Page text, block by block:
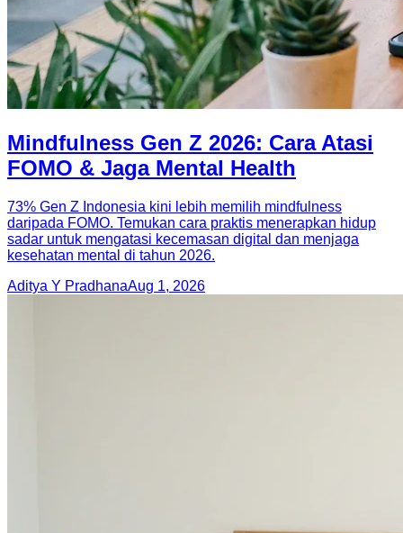
Mindfulness Gen Z 2026: Cara Atasi
FOMO & Jaga Mental Health
73% Gen Z Indonesia kini lebih memilih mindfulness
daripada FOMO. Temukan cara praktis menerapkan hidup
sadar untuk mengatasi kecemasan digital dan menjaga
kesehatan mental di tahun 2026.
Aditya Y PradhanaAug 1, 2026